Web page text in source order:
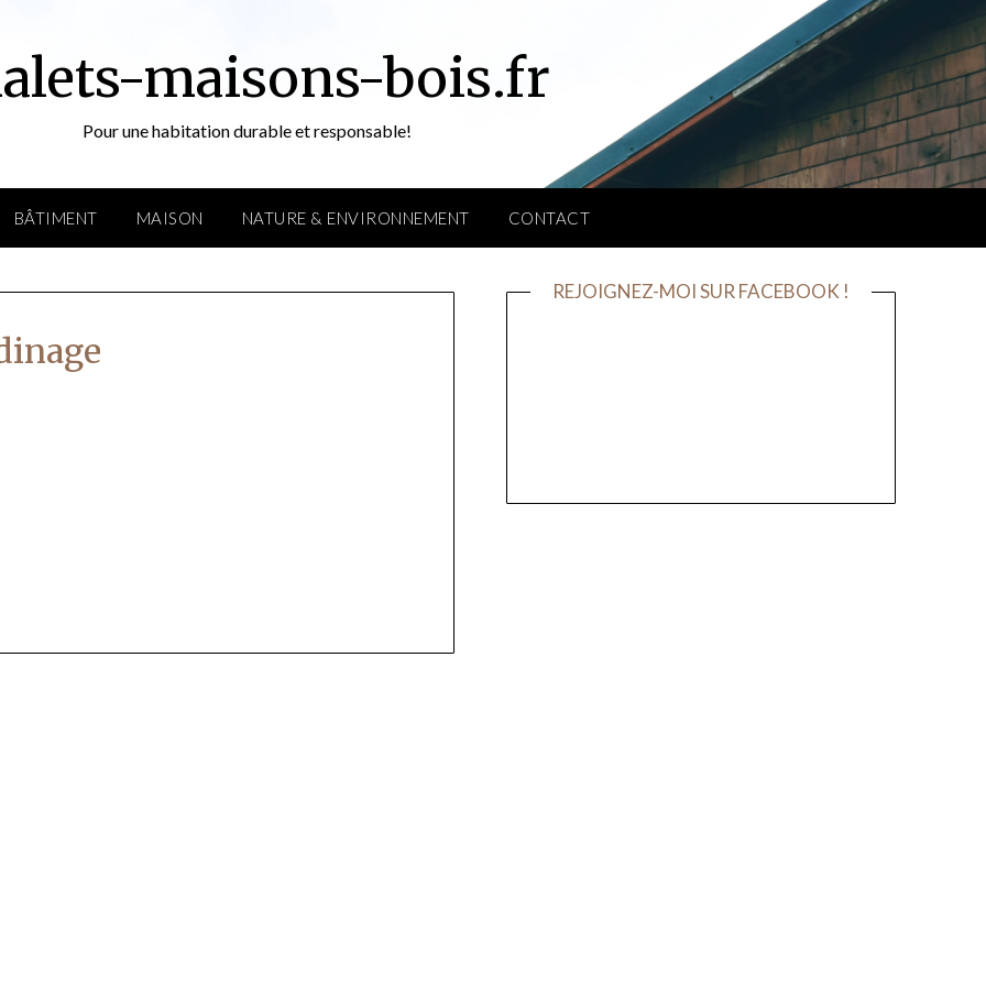
maisons-bois.fr
Pour une habitation durable et responsable!
BÂTIMENT MAISON NATURE & ENVIRONNEMENT CONTACT
REJOIGNEZ-MOI SUR FACEBOOK !